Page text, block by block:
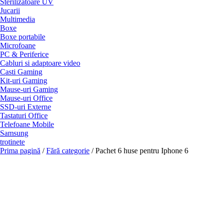
Sterilizatoare UV
Jucarii
Multimedia
Boxe
Boxe portabile
Microfoane
PC & Periferice
Cabluri si adaptoare video
Casti Gaming
Kit-uri Gaming
Mause-uri Gaming
Mause-uri Office
SSD-uri Externe
Tastaturi Office
Telefoane Mobile
Samsung
trotinete
Prima pagină /Fără categorie / Pachet 6 huse pentru Iphone 6